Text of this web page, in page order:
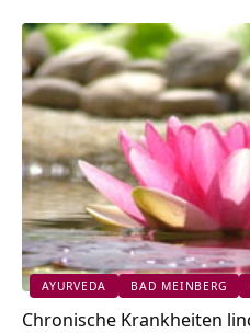
AYURVEDA BAD MEINBERG
Chronische Krankheiten